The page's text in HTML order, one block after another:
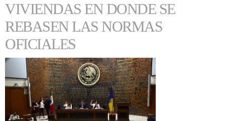
VIVIENDAS EN DONDE SE
REBASEN LAS NORMAS
OFICIALES